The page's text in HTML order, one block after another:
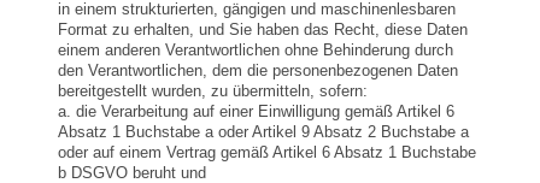
in einem strukturierten, gängigen und maschinenlesbaren
Format zu erhalten, und Sie haben das Recht, diese Daten
einem anderen Verantwortlichen ohne Behinderung durch
den Verantwortlichen, dem die personenbezogenen Daten
bereitgestellt wurden, zu übermitteln, sofern:
a. die Verarbeitung auf einer Einwilligung gemäß Artikel 6
Absatz 1 Buchstabe a oder Artikel 9 Absatz 2 Buchstabe a
oder auf einem Vertrag gemäß Artikel 6 Absatz 1 Buchstabe
b DSGVO beruht und